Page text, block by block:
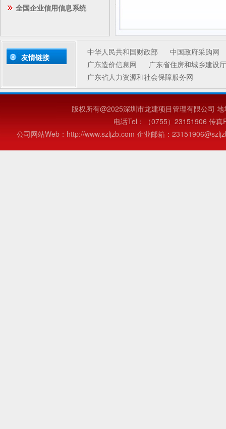
全国企业信用信息系统
友情链接
中华人民共和国财政部
中国政府采购网
广东造价信息网
广东省住房和城乡建设厅
广东省人力资源和社会保障服务网
版权所有@2025深圳市龙建项目管理有限公司
电话Tel：（0755）23151906 传
公司网站Web：http://www.szljzb.com 企业邮箱：